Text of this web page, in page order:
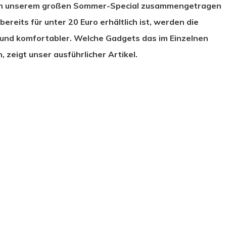
großen Sommer-Special zusammengetragen
für unter 20 Euro erhältlich ist, werden die
komfortabler. Welche Gadgets das im Einzelnen
zeigt unser ausführlicher Artikel.